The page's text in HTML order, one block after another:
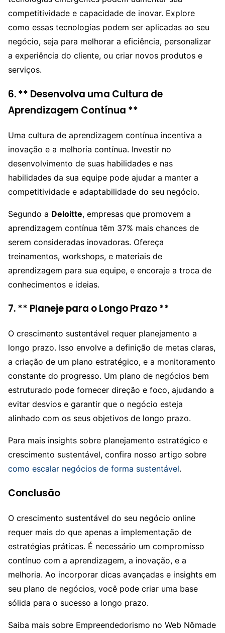
competitividade e capacidade de inovar. Explore
como essas tecnologias podem ser aplicadas ao seu
negócio, seja para melhorar a eficiência, personalizar
a experiência do cliente, ou criar novos produtos e
serviços.
6. ** Desenvolva uma Cultura de
Aprendizagem Contínua **
Uma cultura de aprendizagem contínua incentiva a
inovação e a melhoria contínua. Investir no
desenvolvimento de suas habilidades e nas
habilidades da sua equipe pode ajudar a manter a
competitividade e adaptabilidade do seu negócio.
Segundo a Deloitte, empresas que promovem a
aprendizagem contínua têm 37% mais chances de
serem consideradas inovadoras. Ofereça
treinamentos, workshops, e materiais de
aprendizagem para sua equipe, e encoraje a troca de
conhecimentos e ideias.
7. ** Planeje para o Longo Prazo **
O crescimento sustentável requer planejamento a
longo prazo. Isso envolve a definição de metas claras,
a criação de um plano estratégico, e a monitoramento
constante do progresso. Um plano de negócios bem
estruturado pode fornecer direção e foco, ajudando a
evitar desvios e garantir que o negócio esteja
alinhado com os seus objetivos de longo prazo.
Para mais insights sobre planejamento estratégico e
crescimento sustentável, confira nosso artigo sobre
como escalar negócios de forma sustentável.
Conclusão
O crescimento sustentável do seu negócio online
requer mais do que apenas a implementação de
estratégias práticas. É necessário um compromisso
contínuo com a aprendizagem, a inovação, e a
melhoria. Ao incorporar dicas avançadas e insights em
seu plano de negócios, você pode criar uma base
sólida para o sucesso a longo prazo.
Saiba mais sobre Empreendedorismo no Web Nômade